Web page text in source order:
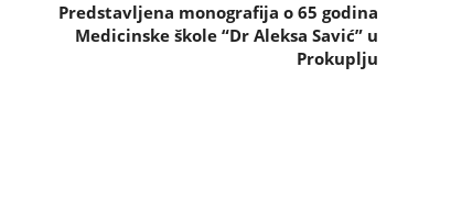
Predstavljena monografija o 65 godina
Medicinske škole “Dr Aleksa Savić” u
Prokuplju